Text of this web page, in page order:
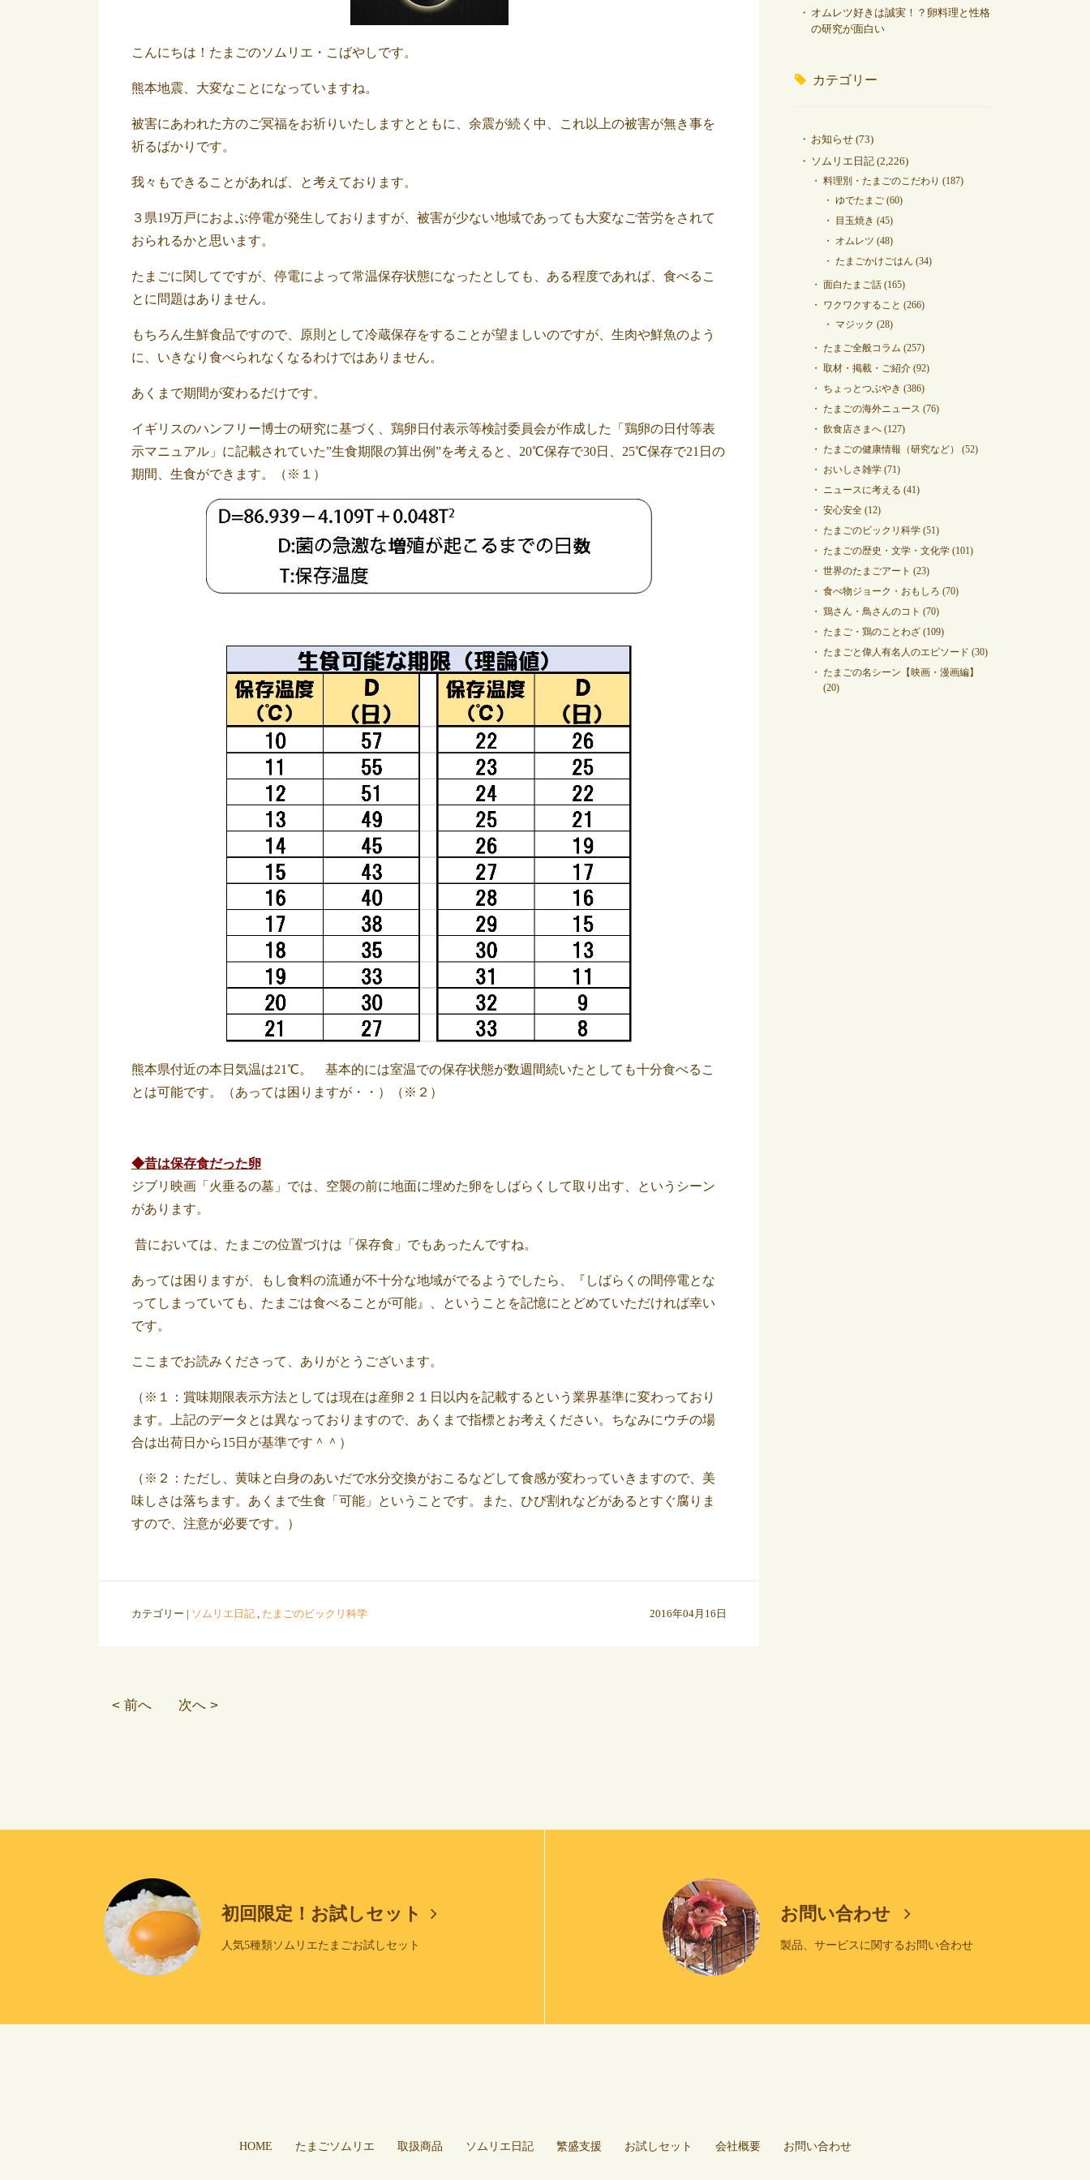
こんにちは！たまごのソムリエ・こばやしです。
熊本地震、大変なことになっていますね。
被害にあわれた方のご冥福をお祈りいたしますとともに、余震が続く中、これ以上の被害が無き事を
祈るばかりです。
我々もできることがあれば、と考えております。
３県19万戸におよぶ停電が発生しておりますが、被害が少ない地域であっても大変なご苦労をされて
おられるかと思います。
たまごに関してですが、停電によって常温保存状態になったとしても、ある程度であれば、食べるこ
とに問題はありません。
もちろん生鮮食品ですので、原則として冷蔵保存をすることが望ましいのですが、生肉や鮮魚のよう
に、いきなり食べられなくなるわけではありません。
あくまで期間が変わるだけです。
イギリスのハンフリー博士の研究に基づく、鶏卵日付表示等検討委員会が作成した「鶏卵の日付等表
示マニュアル」に記載されていた”生食期限の算出例”を考えると、20℃保存で30日、25℃保存で21日の
期間、生食ができます。（※１）
熊本県付近の本日気温は21℃。 基本的には室温での保存状態が数週間続いたとしても十分食べるこ
とは可能です。（あっては困りますが・・）（※２）
◆昔は保存食だった卵
ジブリ映画「火垂るの墓」では、空襲の前に地面に埋めた卵をしばらくして取り出す、というシーン
があります。
昔においては、たまごの位置づけは「保存食」でもあったんですね。
あっては困りますが、もし食料の流通が不十分な地域がでるようでしたら、『しばらくの間停電とな
ってしまっていても、たまごは食べることが可能』、ということを記憶にとどめていただければ幸い
です。
ここまでお読みくださって、ありがとうございます。
（※１：賞味期限表示方法としては現在は産卵２１日以内を記載するという業界基準に変わっており
ます。上記のデータとは異なっておりますので、あくまで指標とお考えください。ちなみにウチの場
合は出荷日から15日が基準です＾＾）
（※２：ただし、黄味と白身のあいだで水分交換がおこるなどして食感が変わっていきますので、美
味しさは落ちます。あくまで生食「可能」ということです。また、ひび割れなどがあるとすぐ腐りま
すので、注意が必要です。）
カテゴリー | ソムリエ日記 , たまごのビックリ科学 2016年04月16日
< 前へ 次へ >
オムレツ好きは誠実！？卵料理と性格
の研究が面白い
カテゴリー
お知らせ (73)
ソムリエ日記 (2,226)
料理別・たまごのこだわり (187)
ゆでたまご (60)
目玉焼き (45)
オムレツ (48)
たまごかけごはん (34)
面白たまご話 (165)
ワクワクすること (266)
マジック (28)
たまご全般コラム (257)
取材・掲載・ご紹介 (92)
ちょっとつぶやき (386)
たまごの海外ニュース (76)
飲食店さまへ (127)
たまごの健康情報（研究など）
(52)
おいしさ雑学 (71)
ニュースに考える (41)
安心安全 (12)
たまごのビックリ科学 (51)
たまごの歴史・文学・文化学 (101)
世界のたまごアート (23)
食べ物ジョーク・おもしろ (70)
鶏さん・鳥さんのコト (70)
たまご・鶏のことわざ (109)
たまごと偉人有名人のエピソード (30)
たまごの名シーン【映画・漫画編】
(20)
初回限定！お試しセット
人気5種類ソムリエたまごお試しセット
お問い合わせ
製品、サービスに関するお問い合わせ
HOME たまごソムリエ 取扱商品 ソムリエ日記 繁盛支援 お試しセット 会社概要 お問い合わせ